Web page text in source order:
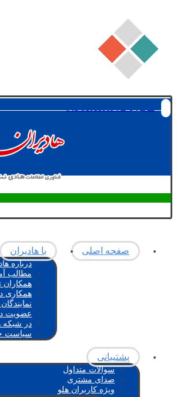
تماس با ما: 91011009-041
صفحه اصلی با هادیران
درباره
مطالب
همکاران
همکاری
عضویت
در شبکه
سیاست
پشتیبانی
سوالات متداول
صدای مشتری
ویژه کاربران هلو